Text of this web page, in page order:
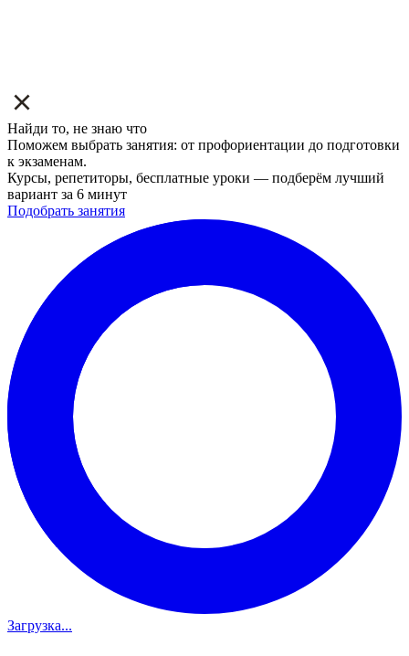
Найди то, не знаю что
Поможем выбрать занятия: от профориентации до подготовки
к экзаменам.
Курсы, репетиторы, бесплатные уроки — подберём лучший
вариант за 6 минут
Подобрать занятия
Загрузка...